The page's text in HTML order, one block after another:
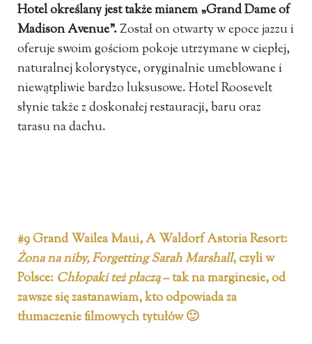
Hotel określany jest także mianem „Grand Dame of
Madison Avenue”.Został on otwarty w epoce jazzu i
oferuje swoim gościom pokoje utrzymane w ciepłej,
naturalnej kolorystyce, oryginalnie umeblowane i
niewątpliwie bardzo luksusowe. Hotel Roosevelt
słynie także z doskonałej restauracji, baru oraz
tarasu na dachu.
#9 Grand Wailea Maui, A Waldorf Astoria Resort:
Żona na niby, Forgetting Sarah Marshall, czyli w
Polsce: Chłopaki też płaczą– tak na marginesie, od
zawsze się zastanawiam, kto odpowiada za
tłumaczenie filmowych tytułów 🙂